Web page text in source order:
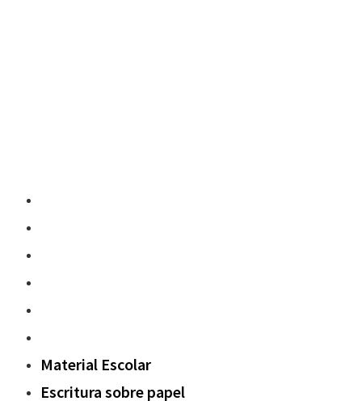
Material Escolar
Escritura sobre papel